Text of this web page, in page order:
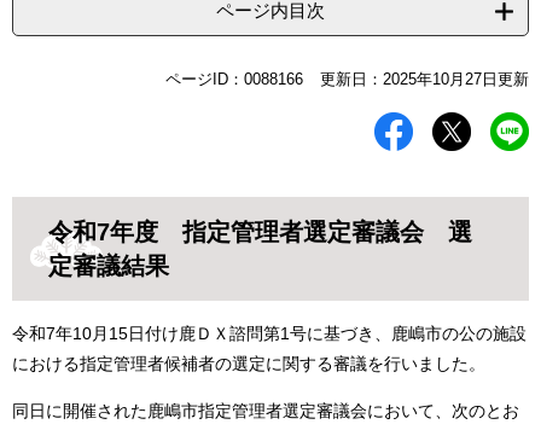
ページ内目次
ページID：0088166 更新日：2025年10月27日更新
令和7年度 指定管理者選定審議会 選
定審議結果
令和7年10月15日付け鹿ＤＸ諮問第1号に基づき、鹿嶋市の公の施設
における指定管理者候補者の選定に関する審議を行いました。
同日に開催された鹿嶋市指定管理者選定審議会において、次のとお